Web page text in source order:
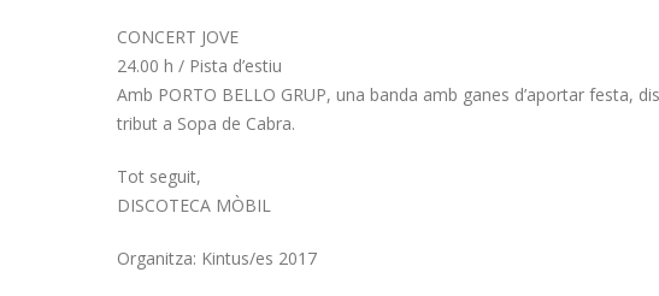
CONCERT JOVE
24.00 h / Pista d’estiu
Amb PORTO BELLO GRUP, una banda amb ganes d’aportar festa,
tribut a Sopa de Cabra.
Tot seguit,
DISCOTECA MÒBIL
Organitza: Kintus/es 2017